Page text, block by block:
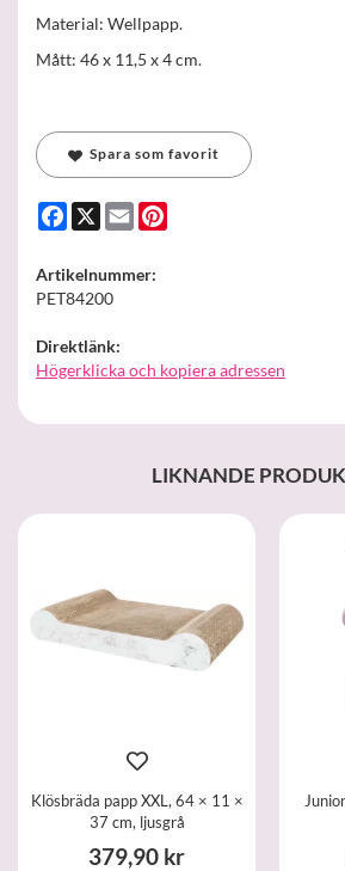
Material: Wellpapp.
Mått: 46 x 11,5 x 4 cm.
Spara som favorit
Facebook
X Email
Artikelnummer:
PET84200
Direktlänk:
Högerklicka och kopiera adressen
LIKNANDE
Klösbräda papp XXL, 64 × 11 ×
37 cm, ljusgrå
379,90 kr